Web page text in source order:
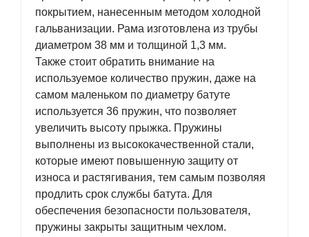
покрытием, нанесенным методом холодной
гальванизации. Рама изготовлена из трубы
диаметром 38 мм и толщиной 1,3 мм.
Также стоит обратить внимание на
используемое количество пружин, даже на
самом маленьком по диаметру батуте
используется 36 пружин, что позволяет
увеличить высоту прыжка. Пружины
выполнены из высококачественной стали,
которые имеют повышенную защиту от
износа и растягивания, тем самым позволяя
продлить срок службы батута. Для
обеспечения безопасности пользователя,
пружины закрыты защитным чехлом.